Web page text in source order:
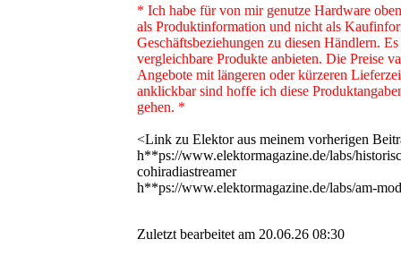
* Ich habe für von mir genutze Hardware
als Produktinformation und nicht als
Geschäftsbeziehungen zu diesen Händlern.
vergleichbare Produkte anbieten. Die Preise
Angebote mit längeren oder kürzeren
anklickbar sind hoffe ich diese
gehen. *
<Link zu Elektor aus meinem vorherigen
h**ps://www.elektormagazine.de/labs/
cohiradiastreamer
h**ps://www.elektormagazine.de/labs/am-
Zuletzt bearbeitet am 20.06.26 08:30